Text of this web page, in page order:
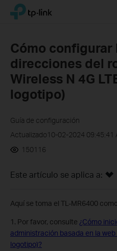
Click
navigation
TP-Link, Reliably Smart
Cómo configurar
direcciones del
Wireless N 4G
logotipo)
Guía de configuración
Actualizado10-02-2024 09:45:41
150116
Este artículo se aplica a:
Aquí se toma el TL-MR6400
1. Por favor, consulte ¿Cómo
administración basada en la
logotipo)?